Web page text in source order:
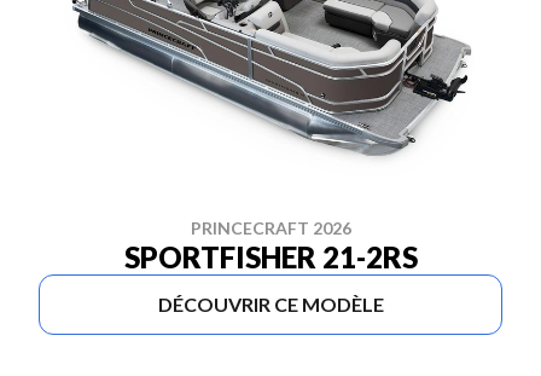
PRINCECRAFT 2026
SPORTFISHER 21-2RS
DÉCOUVRIR CE MODÈLE